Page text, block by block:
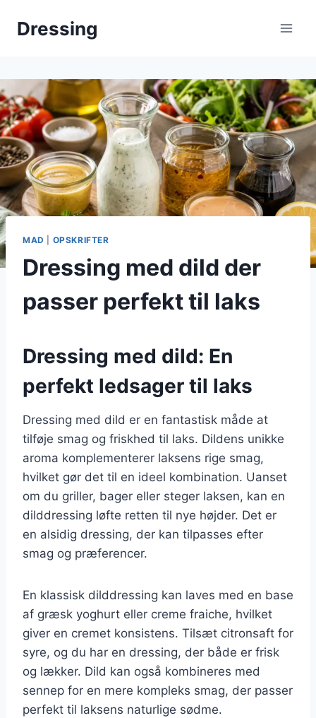
Dressing
MAD OPSKRIFTER
Dressing med dild der
passer perfekt til laks
Dressing med dild: En
perfekt ledsager til laks
Dressing med dild er en fantastisk måde at
tilføje smag og friskhed til laks. Dildens unikke
aroma komplementerer laksens rige smag,
hvilket gør det til en ideel kombination. Uanset
om du griller, bager eller steger laksen, kan en
dilddressing løfte retten til nye højder. Det er
en alsidig dressing, der kan tilpasses efter
smag og præferencer.
En klassisk dilddressing kan laves med en base
af græsk yoghurt eller creme fraiche, hvilket
giver en cremet konsistens. Tilsæt citronsaft for
syre, og du har en dressing, der både er frisk
og lækker. Dild kan også kombineres med
sennep for en mere kompleks smag, der passer
perfekt til laksens naturlige sødme.